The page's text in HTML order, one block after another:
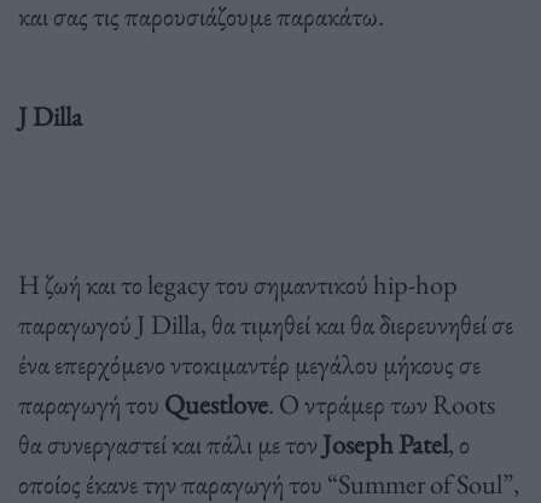
και σας τις παρουσιάζουμε παρακάτω.
J Dilla
Η ζωή και το legacy του σημαντικού hip-hop
παραγωγού J Dilla, θα τιμηθεί και θα διερευνηθεί σε
ένα επερχόμενο ντοκιμαντέρ μεγάλου μήκους σε
παραγωγή του Questlove. Ο ντράμερ των Roots
θα συνεργαστεί και πάλι με τον Joseph Patel, ο
οποίος έκανε την παραγωγή του “Summer of Soul”,